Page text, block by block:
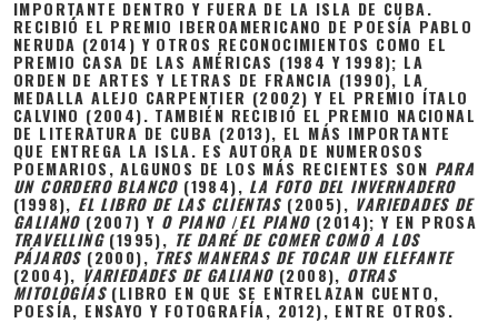
IMPORTANTE DENTRO Y FUERA DE LA ISLA DE CUBA.
RECIBIÓ EL PREMIO IBEROAMERICANO DE POESÍA PABLO
NERUDA (2014) Y OTROS RECONOCIMIENTOS COMO EL
PREMIO CASA DE LAS AMÉRICAS (1984 Y 1998); LA
ORDEN DE ARTES Y LETRAS DE FRANCIA (1990), LA
MEDALLA ALEJO CARPENTIER (2002) Y EL PREMIO ÍTALO
CALVINO (2004). TAMBIÉN RECIBIÓ EL PREMIO NACIONAL
DE LITERATURA DE CUBA (2013), EL MÁS IMPORTANTE
QUE ENTREGA LA ISLA. ES AUTORA DE NUMEROSOS
POEMARIOS, ALGUNOS DE LOS MÁS RECIENTES SON PARA
UN CORDERO BLANCO(1984), LA FOTO DEL INVERNADERO
(1998), EL LIBRO DE LAS CLIENTAS(2005), VARIEDADES DE
GALIANO(2007) Y O PIANO/EL PIANO(2014); Y EN PROSA
TRAVELLING(1995), TE DARÉ DE COMER COMO A LOS
PÁJAROS(2000), TRES MANERAS DE TOCAR UN ELEFANTE
(2004), VARIEDADES DE GALIANO (2008), OTRAS
MITOLOGÍAS(LIBRO EN QUE SE ENTRELAZAN CUENTO,
POESÍA, ENSAYO Y FOTOGRAFÍA, 2012), ENTRE OTROS.